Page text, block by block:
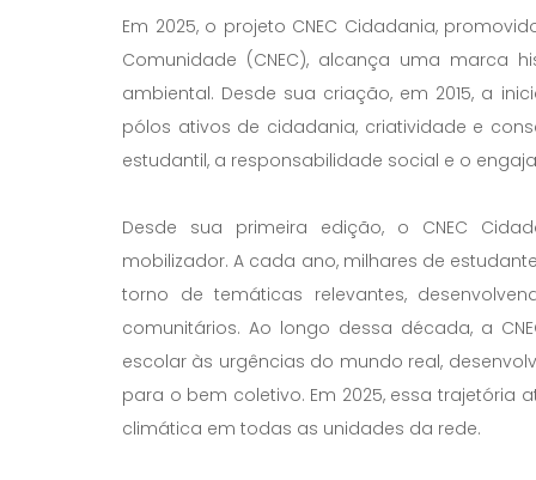
Em 2025, o projeto CNEC Cidadania,
Comunidade (CNEC), alcança uma marca
ambiental. Desde sua criação, em 2015, a
pólos ativos de cidadania, criatividade e
estudantil, a responsabilidade social e o
Desde sua primeira edição, o CNEC
mobilizador. A cada ano, milhares de
torno de temáticas relevantes,
comunitários. Ao longo dessa década, a
escolar às urgências do mundo real,
para o bem coletivo. Em 2025, essa
climática em todas as unidades da rede.